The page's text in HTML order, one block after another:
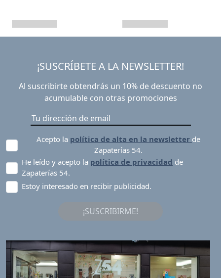
¡SUSCRÍBETE A LA NEWSLETTER!
Al suscribirte obtendrás un 10% de descuento no
acumulable con otras promociones
Acepto la política de alta en la newsletter de
Zapaterías 54.
He leído y acepto la política de privacidad de
Zapaterías 54.
Estoy interesado en recibir publicidad.
¡SUSCRIBIRME!